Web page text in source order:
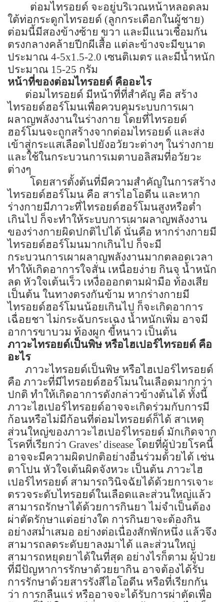
ต่อมไทรอยด์ จะอยู่บริเวณหน้าหลอดลม
ใต้ท่อกระดูกไทรอยด์ (ลูกกระเดือกในผู้ชาย)
ต่อมนี้มีสองข้างซ้าย ขวา และมีแนวเชื่อมกัน
ตรงกลางคล้ายปีกผีเสื้อ แต่ละข้างจะมีขนาด
ประมาณ 4-5x1.5-2.0 เซนติเมตร และมีน้ำหนัก
ประมาณ 15-25 กรัม
หน้าที่ของต่อมไทรอยด์ คืออะไร
ต่อมไทรอยด์ มีหน้าที่ที่สำคัญ คือ สร้าง
ไทรอยด์ฮอร์โมนเพื่อควบคุมระบบการเผา
ผลาญพลังงานในร่างกาย โดยที่ไทรอยด์
ฮอร์โมนจะถูกสร้างจากต่อมไทรอยด์ และส่ง
เข้าสู่กระแสเลือดไปยังอวัยวะต่างๆ ในร่างกาย
และใช้ในกระบวนการเมตาบอลิสมที่อวัยวะ
ต่างๆ
โดยสารตั้งต้นที่มีความสำคัญในการสร้าง
ไทรอยด์ฮอร์โมน คือ สารไอโอดีน และหาก
ร่างกายมีภาวะที่ไทรอยด์ฮอร์โมนสูงหรือต่ำ
เกินไป ก็จะทำให้ระบบการเผาผลาญพลังงาน
ของร่างกายผิดปกติไปได้ นั่นคือ หากร่างกายมี
ไทรอยด์ฮอร์โมนมากเกินไป ก็จะมี
กระบวนการเผาผลาญพลังงานมากตลอดเวลา
ทำให้เกิดอาการใจสั่น เหนื่อยง่าย กินจุ น้ำหนัก
ลด หัวใจเต้นเร็ว เหงื่อออกตามฝ่ามือ ท้องเสีย
เป็นต้น ในทางตรงกันข้าม หากร่างกายมี
ไทรอยด์ฮอร์โมนน้อยเกินไป ก็จะเกิดอาการ
เฉื่อยชา ไม่กระฉับกระเฉง น้ำหนักเพิ่ม อาจมี
อาการขาบวม ท้องผูก ขี้หนาว เป็นต้น
ภาวะไทรอยด์เป็นพิษ หรือไฮเปอร์ไทรอยด์ คือ
อะไร
ภาวะไทรอยด์เป็นพิษ หรือไฮเปอร์ไทรอยด์
คือ ภาวะที่มีไทรอยด์ฮอร์โมนในเลือดมากกว่า
ปกติ ทำให้เกิดอาการดังกล่าวข้างต้นได้ ทั้งนี้
ภาวะไฮเปอร์ไทรอยด์อาจจะเกิดร่วมกับการมี
ก้อนหรือไม่มีก้อนที่ต่อมไทรอยด์ก็ได้ สาเหตุ
ส่วนใหญ่ของภาวะไฮเปอร์ไทรอยด์ มักเกิดจาก
โรคที่เรียกว่า Graves’ disease โดยที่ผู้ป่วยโรคนี้
อาจจะมีความผิดปกติอย่างอื่นร่วมด้วยได้ เช่น
ตาโปน หัวใจเต้นผิดจังหวะ เป็นต้น ภาวะไฮ
เปอร์ไทรอยด์ สามารถวินิจฉัยได้ด้วยการเจาะ
ตรวจระดับไทรอยด์ในเลือดและส่วนใหญ่แล้ว
สามารถรักษาได้ด้วยการกินยา ไม่จำเป็นต้อง
ผ่าตัดรักษาแต่อย่างใด การกินยาจะต้องกิน
อย่างสม่ำเสมอ อย่างต่อเนื่องสักพักหนึ่ง แล้วจึง
สามารถลดระดับยาลงมาได้ และส่วนใหญ่
สามารถหยุดยาได้ในที่สุด อย่างไรก็ตาม ผู้ป่วย
ที่มีปัญหาการรักษาด้วยยากิน อาจต้องได้รับ
การรักษาด้วยสารรังสีไอโอดีน หรือที่เรียกกัน
ว่า การกลืนแร่ หรืออาจจะได้รับการผ่าตัดเพื่อ